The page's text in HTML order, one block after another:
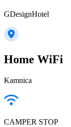
GDesignHotel
Home WiFi
Kamnica
CAMPER STOP